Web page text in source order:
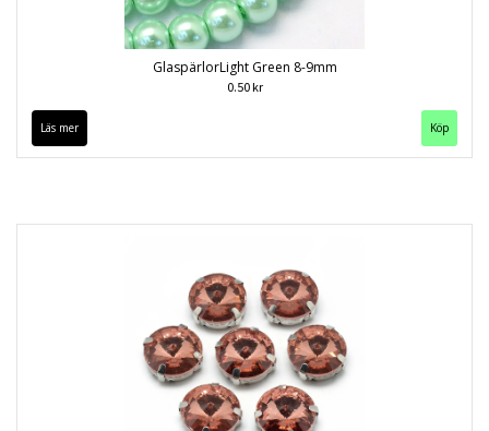
GlaspärlorLight Green 8-9mm
0.50 kr
Läs mer Köp